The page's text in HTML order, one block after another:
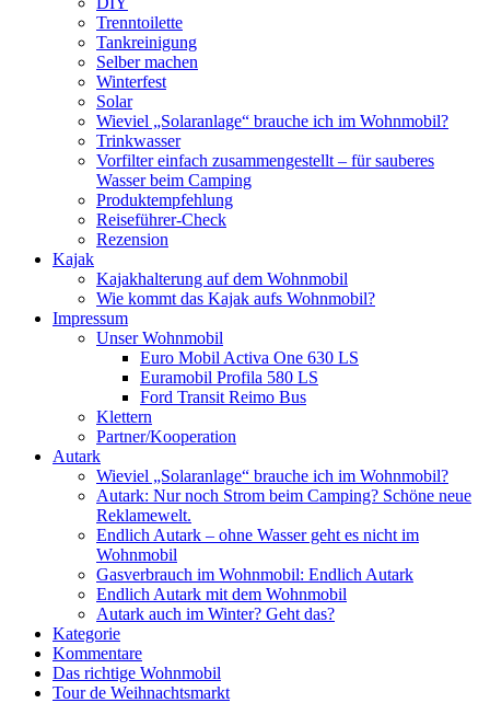
Trenntoilette
Tankreinigung
Selber machen
Winterfest
Solar
Wieviel „Solaranlage“ brauche ich im Wohnmobil?
Trinkwasser
Vorfilter einfach zusammengestellt – für sauberes
Wasser beim Camping
Produktempfehlung
Reiseführer-Check
Rezension
Kajak
Kajakhalterung auf dem Wohnmobil
Wie kommt das Kajak aufs Wohnmobil?
Impressum
Unser Wohnmobil
Euro Mobil Activa One 630 LS
Euramobil Profila 580 LS
Ford Transit Reimo Bus
Klettern
Partner/Kooperation
Autark
Wieviel „Solaranlage“ brauche ich im Wohnmobil?
Autark: Nur noch Strom beim Camping? Schöne neue
Reklamewelt.
Endlich Autark – ohne Wasser geht es nicht im
Wohnmobil
Gasverbrauch im Wohnmobil: Endlich Autark
Endlich Autark mit dem Wohnmobil
Autark auch im Winter? Geht das?
Kategorie
Kommentare
Das richtige Wohnmobil
Tour de Weihnachtsmarkt